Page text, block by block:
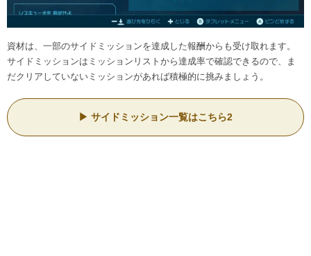
資材は、一部のサイドミッションを達成した報酬からも受け取れます。
サイドミッションはミッションリストから達成率で確認できるので、ま
だクリアしていないミッションがあれば積極的に挑みましょう。
サイドミッション一覧はこちら2